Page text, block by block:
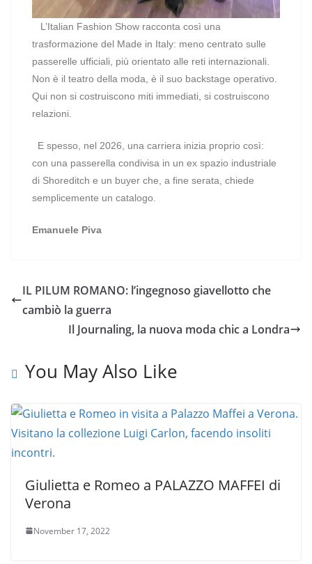
L’Italian Fashion Show racconta così una
trasformazione del Made in Italy: meno centrato sulle
passerelle ufficiali, più orientato alle reti internazionali.
Non è il teatro della moda, è il suo backstage operativo.
Qui non si costruiscono miti immediati, si costruiscono
relazioni.
E spesso, nel 2026, una carriera inizia proprio così:
con una passerella condivisa in un ex spazio industriale
di Shoreditch e un buyer che, a fine serata, chiede
semplicemente un catalogo.
Emanuele Piva
IL PILUM ROMANO: l’ingegnoso giavellotto che
cambiò la guerra
Il Journaling, la nuova moda chic a Londra
You May Also Like
Giulietta e Romeo a PALAZZO MAFFEI di
Verona
November 17, 2022